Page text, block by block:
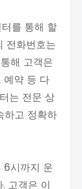
를 통해 할
전화번호는
해 고객은
예약 등 다
는 전문 상
하고 정확하
6시까지 운
고객은 이